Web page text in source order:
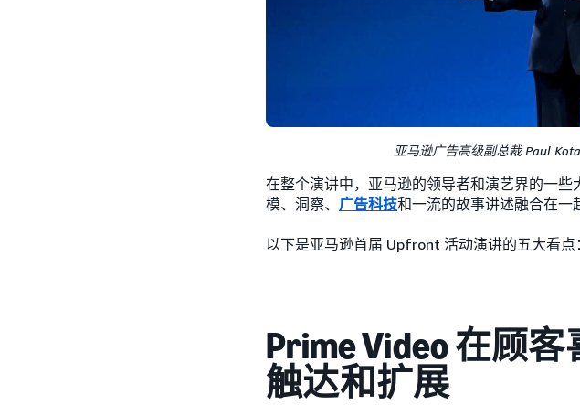
亚马逊广告高级副总裁 Paul
在整个演讲中，亚马逊的领导者和演艺界的一
模、洞察、 广告科技和一流的故事讲述融合在一
以下是亚马逊首届 Upfront 活动演讲的五大看点：
Prime Video 在顾
触达和扩展